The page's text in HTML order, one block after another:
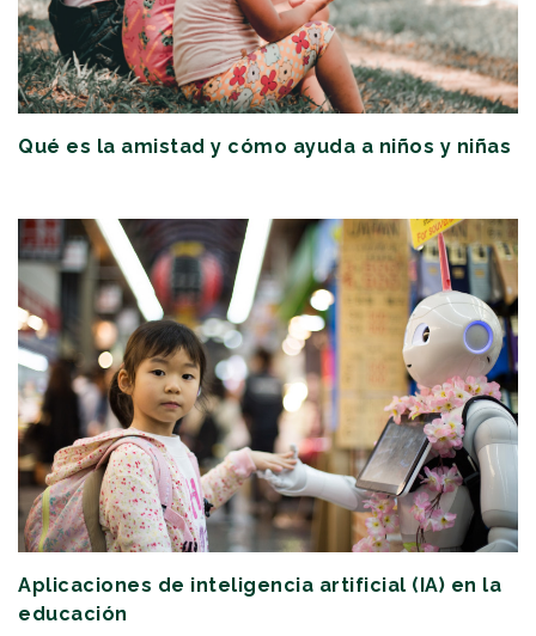
Qué es la amistad y cómo ayuda a niños y niñas
Aplicaciones de inteligencia artificial (IA) en la
educación